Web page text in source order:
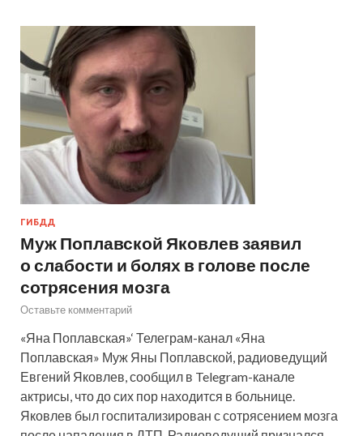
ГИБДД
Муж Поплавской Яковлев заявил
о слабости и болях в голове после
сотрясения мозга
Оставьте комментарий
«Яна Поплавская»‘ Телеграм-канал «Яна
Поплавская» Муж Яны Поплавской, радиоведущий
Евгений Яковлев, сообщил в Telegram-канале
актрисы, что до сих пор находится в больнице.
Яковлев был госпитализирован с сотрясением мозга